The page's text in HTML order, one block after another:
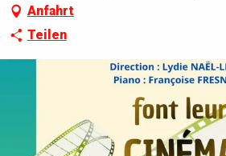
Anfahrt
Teilen